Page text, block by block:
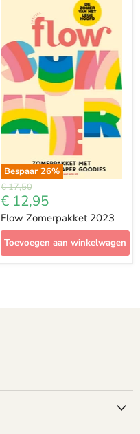
Bespaar 26%
Prijs
€ 17,50
Met
korting
€ 12,95
Flow Zomerpakket 2023
Toevoegen aan winkelwagen